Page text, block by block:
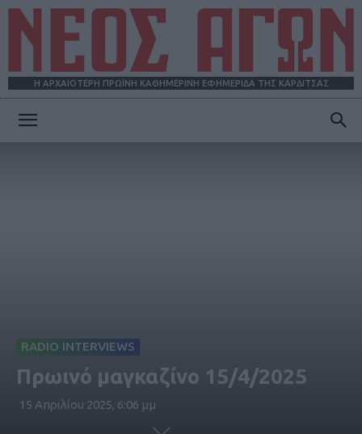
Η ΑΡΧΑΙΟΤΕΡΗ ΠΡΩΪΝΗ ΚΑΘΗΜΕΡΙΝΗ ΕΦΗΜΕΡΙΔΑ ΤΗΣ ΚΑΡΔΙΤΣΑΣ
RADIO INTERVIEWS
Πρωινό μαγκαζίνο 15/4/2025
15 Απριλίου 2025, 6:06 μμ